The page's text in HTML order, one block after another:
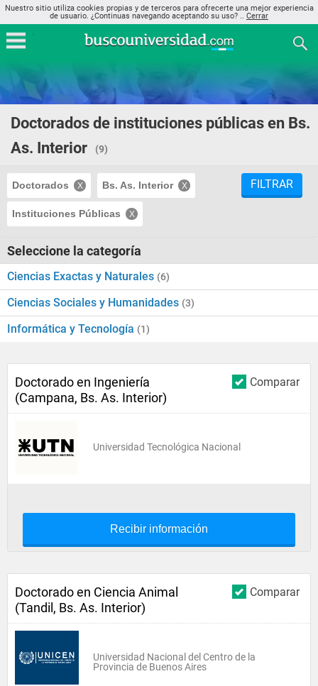
Nuestro sitio utiliza cookies propias y de terceros para ofrecerte una mejor experiencia
de usuario. ¿Continuas navegando aceptando su uso? .. Cerrar
Doctorados de instituciones públicas en Bs.
As. Interior
(9)
Doctorados Bs. As. Interior
Instituciones Públicas
FILTRAR
Seleccione la categoría
Ciencias Exactas y Naturales (6)
Ciencias Sociales y Humanidades (3)
Informática y Tecnología (1)
Comparar
Doctorado en Ingeniería
(Campana, Bs. As. Interior)
Universidad Tecnológica Nacional
Recibir información
Comparar
Doctorado en Ciencia Animal
(Tandil, Bs. As. Interior)
Universidad Nacional del Centro de la
Provincia de Buenos Aires